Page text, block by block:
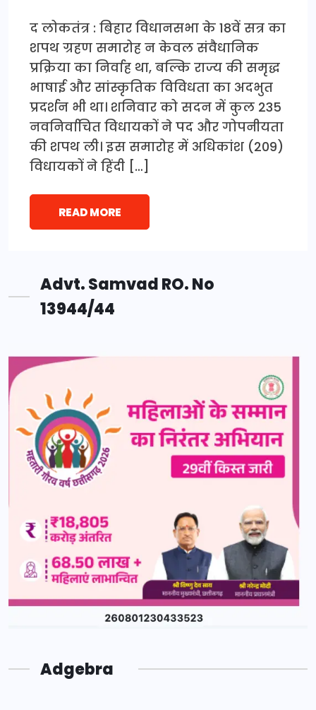
द लोकतंत्र : बिहार विधानसभा के 18वें सत्र का
शपथ ग्रहण समारोह न केवल संवैधानिक
प्रक्रिया का निर्वाह था, बल्कि राज्य की समृद्ध
भाषाई और सांस्कृतिक विविधता का अदभुत
प्रदर्शन भी था। शनिवार को सदन में कुल 235
नवनिर्वाचित विधायकों ने पद और गोपनीयता
की शपथ ली। इस समारोह में अधिकांश (209)
विधायकों ने हिंदी […]
READ MORE
Advt. Samvad RO. No
13944/44
Adgebra